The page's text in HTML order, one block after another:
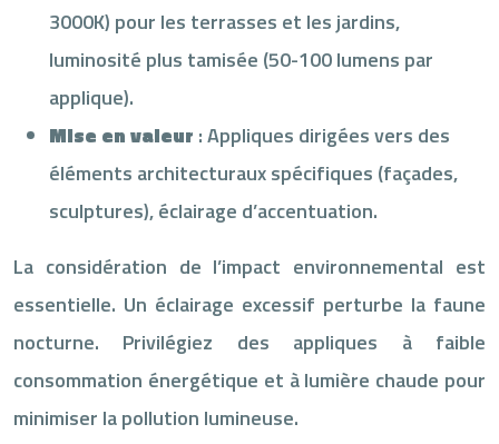
3000K) pour les terrasses et les jardins,
luminosité plus tamisée (50-100 lumens par
applique).
Mise en valeur : Appliques dirigées vers des
éléments architecturaux spécifiques (façades,
sculptures), éclairage d’accentuation.
La considération de l’impact environnemental est
essentielle. Un éclairage excessif perturbe la faune
nocturne. Privilégiez des appliques à faible
consommation énergétique et à lumière chaude pour
minimiser la pollution lumineuse.